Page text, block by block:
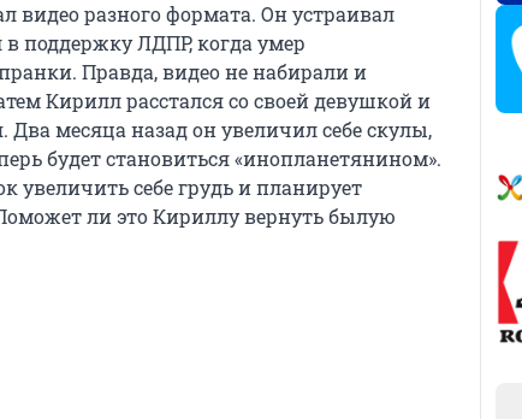
видео разного формата. Он устраивал
в поддержку ЛДПР, когда умер
Правда, видео не набирали и
Кирилл расстался со своей девушкой и
месяца назад он увеличил себе скулы,
будет становиться «инопланетянином».
увеличить себе грудь и планирует
ли это Кириллу вернуть былую